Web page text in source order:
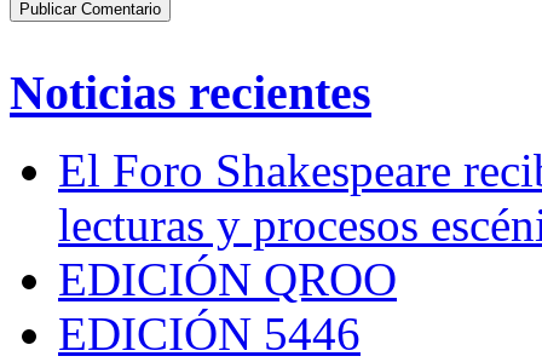
Noticias recientes
El Foro Shakespeare
lecturas y procesos
EDICIÓN QROO
EDICIÓN 5446